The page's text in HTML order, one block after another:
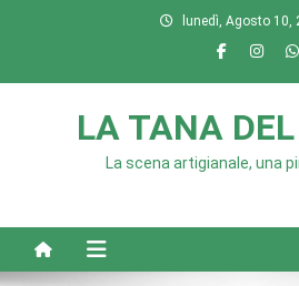
lunedì, Agosto 10,
LA TANA
La scena artigianale, una